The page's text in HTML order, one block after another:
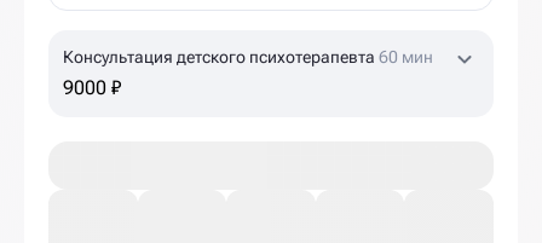
Консультация детского психотерапевта 60 мин
9000 ₽